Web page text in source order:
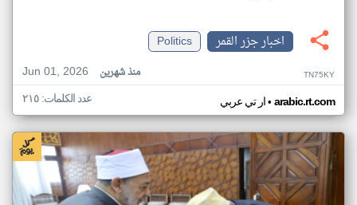
اخبار جزر القمر
Politics
Jun 01, 2026
منذ شهرين TN75KY
ار تي عربي• arabic.rt.com عدد الكلمات: ٢١٥